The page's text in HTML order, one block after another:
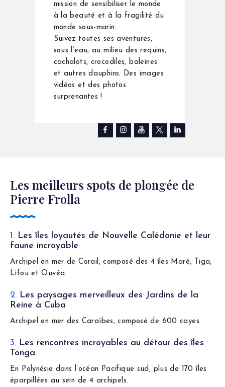
mission de sensibiliser le monde
à la beauté et à la fragilité du
monde sous-marin.
Suivez toutes ses aventures,
sous l’eau, au milieu des requins,
cachalots, crocodiles, baleines
et autres dauphins. Des images
vidéos et des photos
surprenantes !
Les meilleurs spots de plongée de
Pierre Frolla
1. Les îles loyautés de Nouvelle Calédonie et leur
faune incroyable
Archipel en mer de Corail, composé des 4 îles Maré, Tiga,
Lifou et Ouvéa.
2. Les paysages merveilleux des Jardins de la
Reine à Cuba
Archipel en mer des Caraïbes, composé de 600 cayes.
3. Les rencontres incroyables au détour des îles
Tonga
En Polynésie dans l’océan Pacifique sud, plus de 170 îles
éparpillées au sein de 4 archipels.